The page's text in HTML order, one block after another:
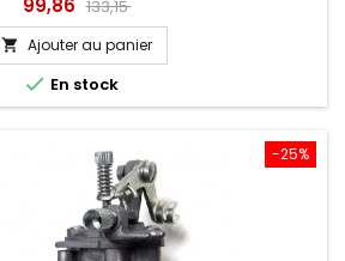
99,86
de
base
133,15
 Ajouter au panier
 En stock
-25%